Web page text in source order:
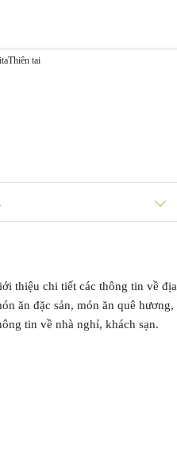
tai
thiệu chi tiết các thông tin về địa
ăn đặc sản, món ăn quê hương,
tin về nhà nghỉ, khách sạn.